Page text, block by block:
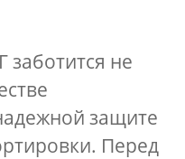
не
защите
Перед